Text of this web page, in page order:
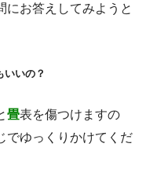
にお答えしてみようと
いいの？
畳表を傷つけますの
でゆっくりかけてくだ